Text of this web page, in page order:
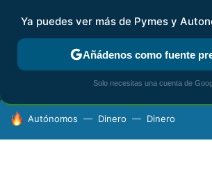
MENÚ
FISCALIDAD Y CONTABILIDAD KIT
HOY SE HABLA DE
Autónomos Dinero Dinero
Ya puedes ver más de Pymes y
Añádenos como fuente
Solo necesitas una cuenta de